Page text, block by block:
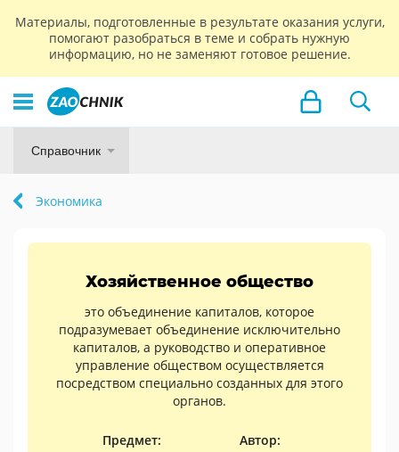
Материалы, подготовленные в результате оказания услуги,
помогают разобраться в теме и собрать нужную
информацию, но не заменяют готовое решение.
Справочник
Экономика
Хозяйственное общество
это объединение капиталов, которое
подразумевает объединение исключительно
капиталов, а руководство и оперативное
управление обществом осуществляется
посредством специально созданных для этого
органов.
Предмет:
Автор: